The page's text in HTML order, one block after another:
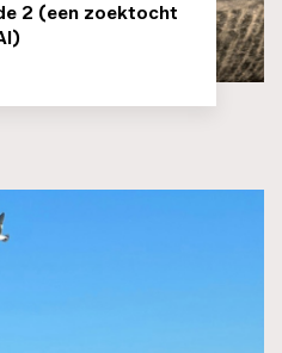
2 (een zoektocht